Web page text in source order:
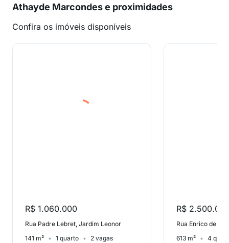
Athayde Marcondes e proximidades
Confira os imóveis disponíveis
R$ 1.060.000
Rua Padre Lebret, Jardim Leonor
141 m²
1 quarto 2 vagas
R$
Rua Enrico de
613 m²
4